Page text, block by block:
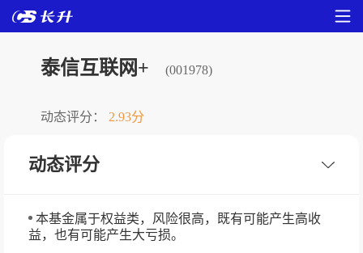
泰信互联网+ (001978)
动态评分： 2.93分
动态评分
本基金属于权益类，风险很高，既有可能产生高收
益，也有可能产生大亏损。